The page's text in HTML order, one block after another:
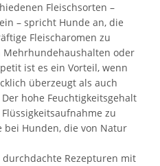
Fleischsorten –
– spricht Hunde an, die
Fleischaromen zu
Mehrhundehaushalten oder
ist es ein Vorteil, wenn
überzeugt als auch
hohe Feuchtigkeitsgehalt
zu
Hunden, die von Natur
durchdachte Rezepturen mit